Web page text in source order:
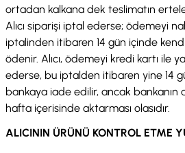
ortadan kalkana dek teslimatın
Alıcı siparişi iptal ederse; ödemeyi
iptalinden itibaren 14 gün içinde
ödenir. Alıcı, ödemeyi kredi kartı ile
ederse, bu iptalden itibaren yine 14
bankaya iade edilir, ancak bankanın
hafta içerisinde aktarması olasıdır.
ALICININ ÜRÜNÜ KONTROL ETME